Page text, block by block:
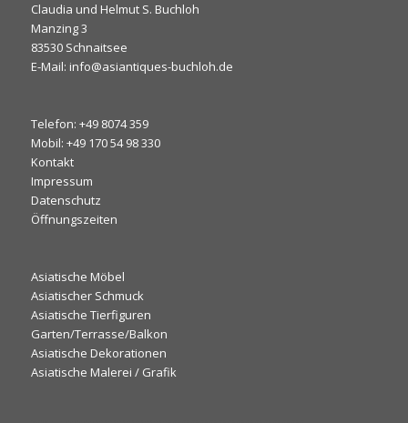
Claudia und Helmut S. Buchloh
Manzing 3
83530 Schnaitsee
E-Mail: info@asiantiques-buchloh.de
Telefon: +49 8074 359
Mobil: +49 170 54 98 330
Kontakt
Impressum
Datenschutz
Öffnungszeiten
Asiatische Möbel
Asiatischer Schmuck
Asiatische Tierfiguren
Garten/Terrasse/Balkon
Asiatische Dekorationen
Asiatische Malerei / Grafik